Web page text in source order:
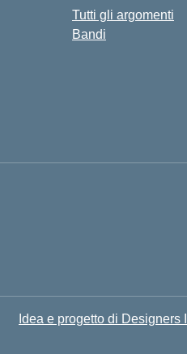
Tutti gli argomenti
Bandi
Idea e progetto di Designers